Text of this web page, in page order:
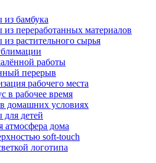
из бамбука
из переработанных материалов
из растительного сырья
работы
перерыв
рабочего места
в рабочее время
домашних условиях
для детей
атмосфера дома
soft-touch
логотипа